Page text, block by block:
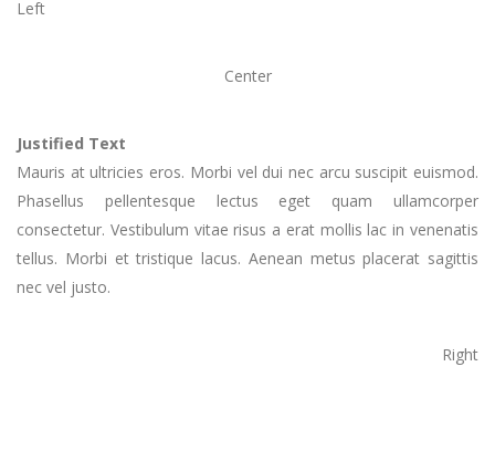
Left
Center
Justified Text
Mauris at ultricies eros. Morbi vel dui nec arcu suscipit euismod.
Phasellus pellentesque lectus eget quam ullamcorper
consectetur. Vestibulum vitae risus a erat mollis lac in venenatis
tellus. Morbi et tristique lacus. Aenean metus placerat sagittis
nec vel justo.
Right